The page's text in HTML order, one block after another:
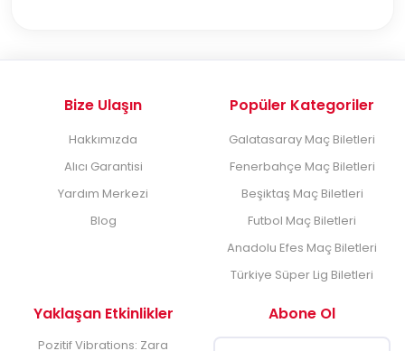
Bize Ulaşın
Hakkımızda
Alıcı Garantisi
Yardım Merkezi
Blog
Popüler Kategoriler
Galatasaray Maç Biletleri
Fenerbahçe Maç Biletleri
Beşiktaş Maç Biletleri
Futbol Maç Biletleri
Anadolu Efes Maç Biletleri
Türkiye Süper Lig Biletleri
Yaklaşan Etkinlikler
Pozitif Vibrations: Zara
Abone Ol